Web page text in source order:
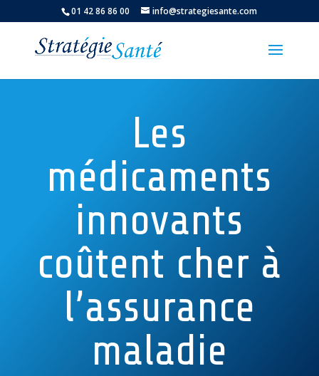
01 42 86 86 00 info@strategiesante.com
Les
médicaments
innovants
coûtent cher à
l’assurance
maladie